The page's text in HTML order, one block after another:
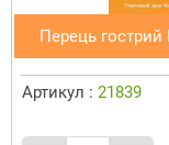
Перець
Артикул : 21839